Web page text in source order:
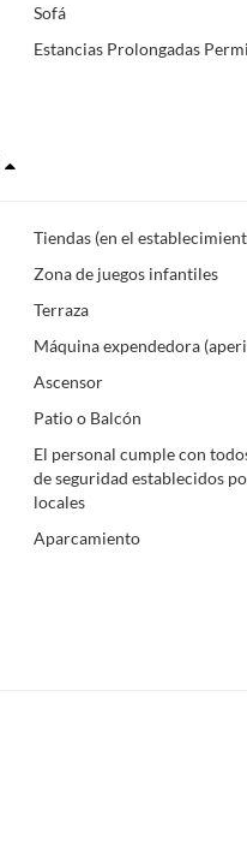
Sofá
Estancias Prolongadas
Tiendas (en el
Zona de juegos infantiles
Terraza
Máquina expendedora
Ascensor
Patio o Balcón
El personal cumple con
de seguridad establecidos
locales
Aparcamiento